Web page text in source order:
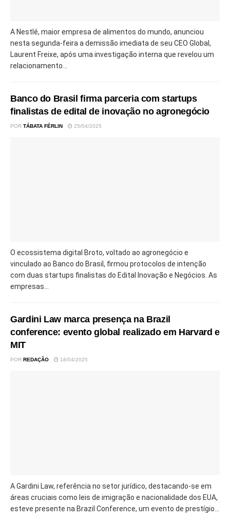
A Nestlé, maior empresa de alimentos do mundo, anunciou
nesta segunda-feira a demissão imediata de seu CEO Global,
Laurent Freixe, após uma investigação interna que revelou um
relacionamento...
Banco do Brasil firma parceria com startups
finalistas de edital de inovação no agronegócio
POR TÁBATA FÉRLIN 25/04/2025
O ecossistema digital Broto, voltado ao agronegócio e
vinculado ao Banco do Brasil, firmou protocolos de intenção
com duas startups finalistas do Edital Inovação e Negócios. As
empresas...
Gardini Law marca presença na Brazil
conference: evento global realizado em Harvard e
MIT
POR REDAÇÃO 18/04/2025
A Gardini Law, referência no setor jurídico, destacando-se em
áreas cruciais como leis de imigração e nacionalidade dos EUA,
esteve presente na Brazil Conference, um evento de prestígio...